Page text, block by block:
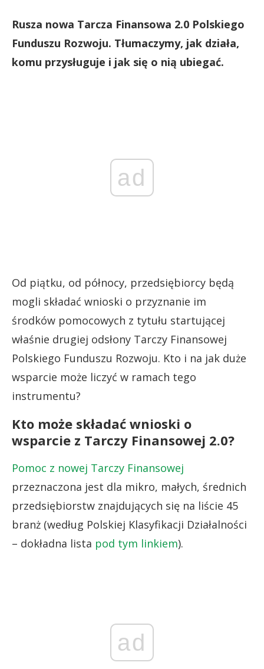
Rusza nowa Tarcza Finansowa 2.0 Polskiego
Funduszu Rozwoju. Tłumaczymy, jak działa,
komu przysługuje i jak się o nią ubiegać.
ad
Od piątku, od północy, przedsiębiorcy będą
mogli składać wnioski o przyznanie im
środków pomocowych z tytułu startującej
właśnie drugiej odsłony Tarczy Finansowej
Polskiego Funduszu Rozwoju. Kto i na jak duże
wsparcie może liczyć w ramach tego
instrumentu?
Kto może składać wnioski o
wsparcie z Tarczy Finansowej 2.0?
Pomoc z nowej Tarczy Finansowej
przeznaczona jest dla mikro, małych, średnich
przedsiębiorstw znajdujących się na liście 45
branż (według Polskiej Klasyfikacji Działalności
– dokładna lista pod tym linkiem).
ad